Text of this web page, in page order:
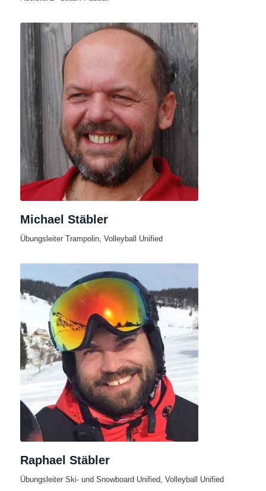
Michael Stäbler
Übungsleiter Trampolin, Volleyball Unified
Raphael Stäbler
Übungsleiter Ski- und Snowboard Unified, Volleyball Unified